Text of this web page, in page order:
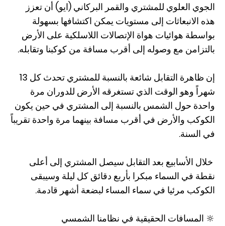
الجوي العلوي للمشتري والقمر البركاني (ايو) أن تعزز
هذه الانبعاثات إلى مستويات يمكن اكتشافها بسهولة
بواسطة هوائيات هواة الإتصالات اللاسلكية على الأرض
بالتزامن مع وصوله إلى أقرب مسافة من كوكبنا وتقابله.
إن ظاهرة التقابل شائعة بالنسبة للمشتري تحدث كل 13
شهراً وهو الوقت الذي تستغرقه الأرض للدوران مرة
واحدة حول الشمس بالنسبة إلى المشتري في حين يكون
الكوكب والأرض في أقرب مسافة بينهما مرة واحدة تقريباً
في السنة.
خلال الأسابيع بعد التقابل سيصل المشتري إلى أعلى
نقطة في السماء مبكرا بأربع دقائق كل ليلة وسيبقى
الكوكب مرئيا في سماء المساء لبضعة أشهر قادمة.
🔆 المسافات الحقيقية في نظامنا الشمسي